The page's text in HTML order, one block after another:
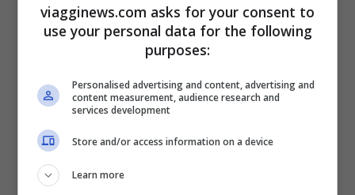
avere accanto e siete timidi solo
all’apparenza: avete una personalità
molto decisa e quasi autoritaria.
Labbra carnose: avete una
personalità generosa. Siete persone
leali ed estroversi, non fate mistero
di ciò che siete e puntate a costruire
viagginews.com asks for your consent to
use your personal data for the following
purposes:
Personalised advertising and content, advertising and
content measurement, audience research and
services development
Store and/or access information on a device
Learn more